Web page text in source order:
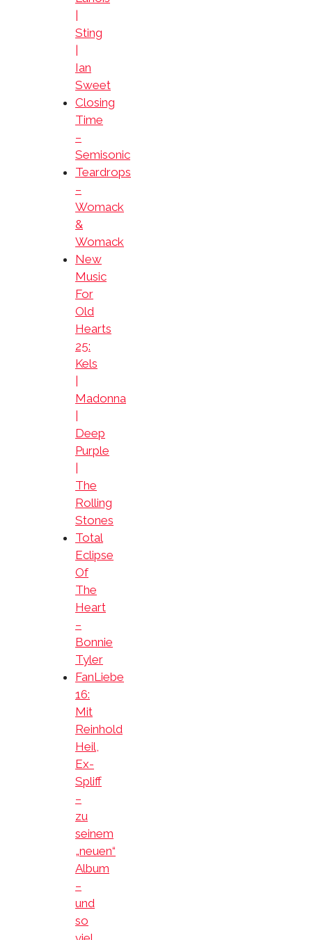
Sting
Ian
Sweet
Closing
Time
–
Semisonic
Teardrops
–
Womack
&
Womack
New
Music
For
Old
Hearts
25:
Kels
Madonna
Deep
Purple
The
Rolling
Stones
Total
Eclipse
Of
The
Heart
–
Bonnie
Tyler
FanLiebe
16:
Mit
Reinhold
Heil,
Ex-
Spliff
–
zu
seinem
„neuen“
Album
–
und
so